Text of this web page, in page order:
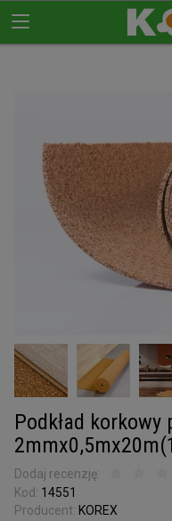
Izolacja
Podkład korkowy
Dodaj recenzję:
Kod: 14551
Producent: KOREX